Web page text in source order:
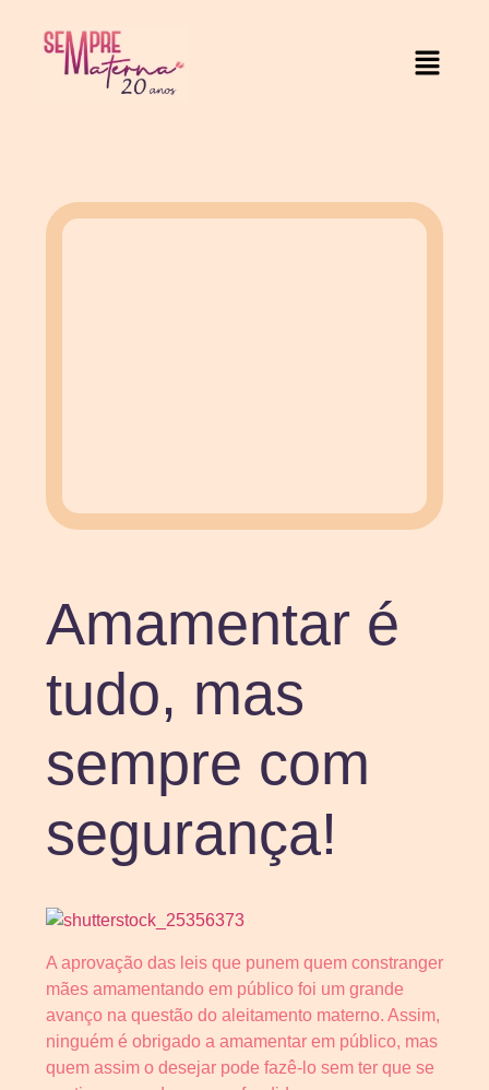
Amamentar é
tudo, mas
sempre com
segurança!
A aprovação das leis que punem quem constranger
mães amamentando em público foi um grande
avanço na questão do aleitamento materno. Assim,
ninguém é obrigado a amamentar em público, mas
quem assim o desejar pode fazê-lo sem ter que se